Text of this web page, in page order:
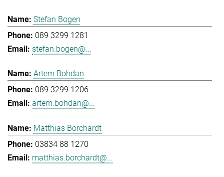
Stefan Bogen
089 3299 1281
stefan.bogen@...
Artem Bohdan
089 3299 1206
artem.bohdan@...
Matthias Borchardt
03834 88 1270
matthias.borchardt@...